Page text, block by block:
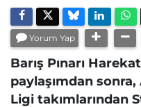
Yorum Yap
Barış Pınarı
paylaşımdan
Ligi takımlarından